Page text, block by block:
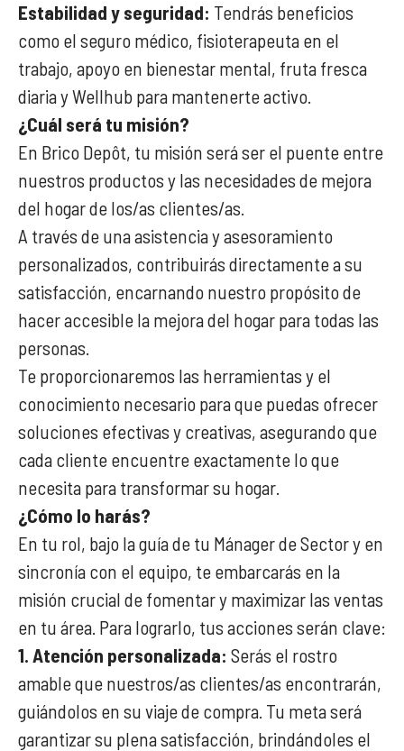
Estabilidad y seguridad: Tendrás beneficios
como el seguro médico, fisioterapeuta en el
trabajo, apoyo en bienestar mental, fruta fresca
diaria y Wellhub para mantenerte activo.
¿Cuál será tu misión?
En Brico Depôt, tu misión será ser el puente entre
nuestros productos y las necesidades de mejora
del hogar de los/as clientes/as.
A través de una asistencia y asesoramiento
personalizados, contribuirás directamente a su
satisfacción, encarnando nuestro propósito de
hacer accesible la mejora del hogar para todas las
personas.
Te proporcionaremos las herramientas y el
conocimiento necesario para que puedas ofrecer
soluciones efectivas y creativas, asegurando que
cada cliente encuentre exactamente lo que
necesita para transformar su hogar.
¿Cómo lo harás?
En tu rol, bajo la guía de tu Mánager de Sector y en
sincronía con el equipo, te embarcarás en la
misión crucial de fomentar y maximizar las ventas
en tu área. Para lograrlo, tus acciones serán clave:
1. Atención personalizada: Serás el rostro
amable que nuestros/as clientes/as encontrarán,
guiándolos en su viaje de compra. Tu meta será
garantizar su plena satisfacción, brindándoles el